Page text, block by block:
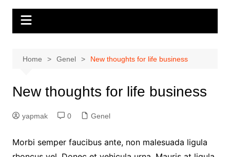
Home Genel New thoughts for life business
New thoughts for life business
yapmak 0 Genel
Morbi semper faucibus ante, non malesuada ligula